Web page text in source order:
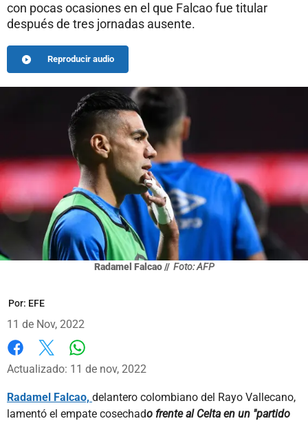
con pocas ocasiones en el que Falcao fue titular
después de tres jornadas ausente.
Reproducir audio
Radamel Falcao // Foto: AFP
Por: EFE
11 de Nov, 2022
Facebook
X
Actualizado: 11 de nov, 2022
Radamel Falcao, delantero colombiano del Rayo Vallecano,
lamentó el empate cosechado frente al Celta en un "partido